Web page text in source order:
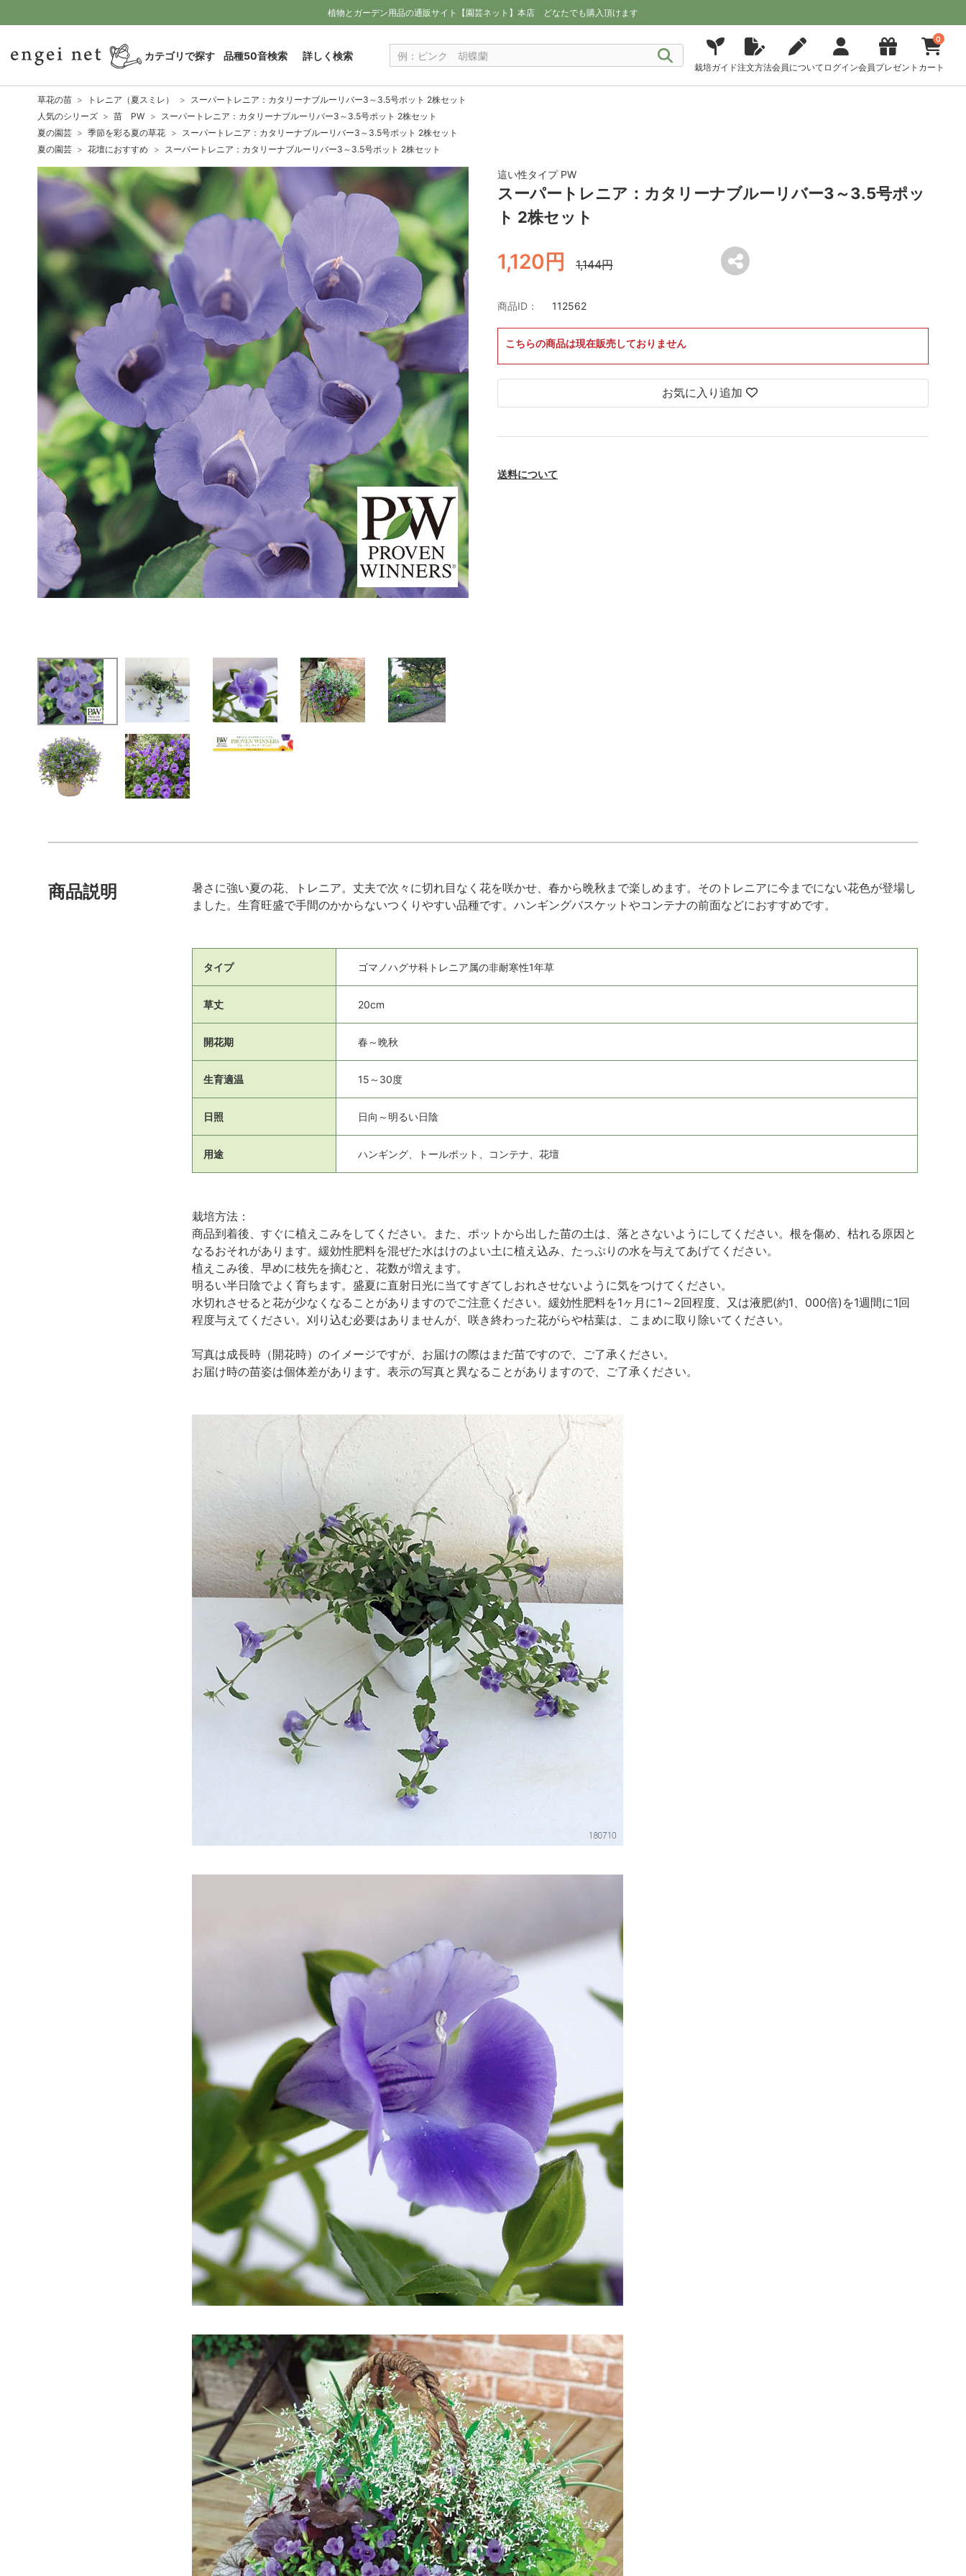
植物とガーデン用品の通販サイト【園芸ネット】本店 どなたでも購入頂けます
カテゴリで探す 品種50音検索 詳しく検索
栽培ガイド注文方法会員について ログイン会員プレゼント
0
カート
草花の苗 トレニア（夏スミレ）
スーパートレニア：カタリーナブルーリバー3～3.5号ポット 2株セット
人気のシリーズ
苗 PW
スーパートレニア：カタリーナブルーリバー3～3.5号ポット 2株セット
夏の園芸
季節を彩る夏の草花
スーパートレニア：カタリーナブルーリバー3～3.5号ポット 2株セット
夏の園芸
花壇におすすめ スーパートレニア：カタリーナブルーリバー3～3.5号ポット 2株セット
這い性タイプ PW
スーパートレニア：カタリーナブルーリバー3～3.5号ポッ
ト 2株セット
1,120円 1,144円
商品ID： 112562
こちらの商品は現在販売しておりません
お気に入り追加
送料について
商品説明
暑さに強い夏の花、トレニア。丈夫で次々に切れ目なく花を咲かせ、春から晩秋まで楽しめます。そのトレニアに今までにない花色が登場し
ました。生育旺盛で手間のかからないつくりやすい品種です。ハンギングバスケットやコンテナの前面などにおすすめです。
タイプ ゴマノハグサ科トレニア属の非耐寒性1年草
草丈 20cm
開花期 春～晩秋
生育適温 15～30度
日照 日向～明るい日陰
用途 ハンギング、トールポット、コンテナ、花壇
栽培方法：
商品到着後、すぐに植えこみをしてください。また、ポットから出した苗の土は、落とさないようにしてください。根を傷め、枯れる原因と
なるおそれがあります。緩効性肥料を混ぜた水はけのよい土に植え込み、たっぷりの水を与えてあげてください。
植えこみ後、早めに枝先を摘むと、花数が増えます。
明るい半日陰でよく育ちます。盛夏に直射日光に当てすぎてしおれさせないように気をつけてください。
水切れさせると花が少なくなることがありますのでご注意ください。緩効性肥料を1ヶ月に1～2回程度、又は液肥(約1、000倍)を1週間に1回
程度与えてください。刈り込む必要はありませんが、咲き終わった花がらや枯葉は、こまめに取り除いてください。
写真は成長時（開花時）のイメージですが、お届けの際はまだ苗ですので、ご了承ください。
お届け時の苗姿は個体差があります。表示の写真と異なることがありますので、ご了承ください。